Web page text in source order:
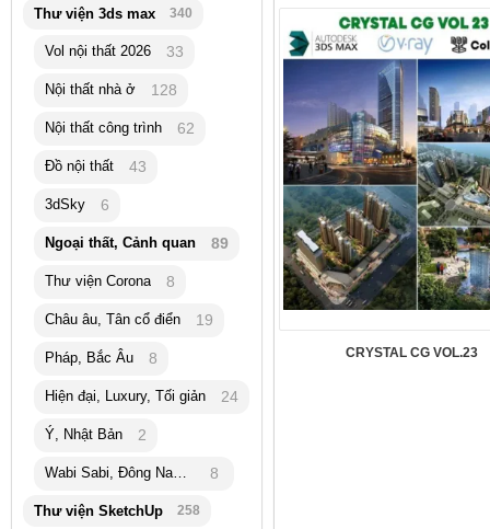
CRYSTAL CG VOL.23
Thư viện 3ds max 340
Vol nội thất 2026 33
Nội thất nhà ở 128
Nội thất công trình 62
Đồ nội thất 43
3dSky 6
Ngoại thất, Cảnh quan 89
Thư viện Corona 8
Châu âu, Tân cổ điển 19
Pháp, Bắc Âu 8
Hiện đại, Luxury, Tối giản 24
Ý, Nhật Bản 2
Wabi Sabi, Đông Nam Á 8
Thư viện SketchUp 258